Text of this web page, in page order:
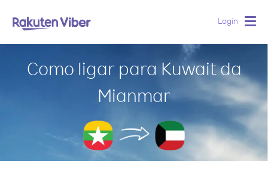
Login
Como ligar para Kuwait da
Mianmar